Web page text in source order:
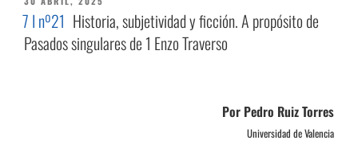
EL
7 I nº21 Historia, subjetividad y ficción. A propósito de
Pasados singulares de 1 Enzo Traverso
Por Pedro Ruiz Torres
Universidad de Valencia